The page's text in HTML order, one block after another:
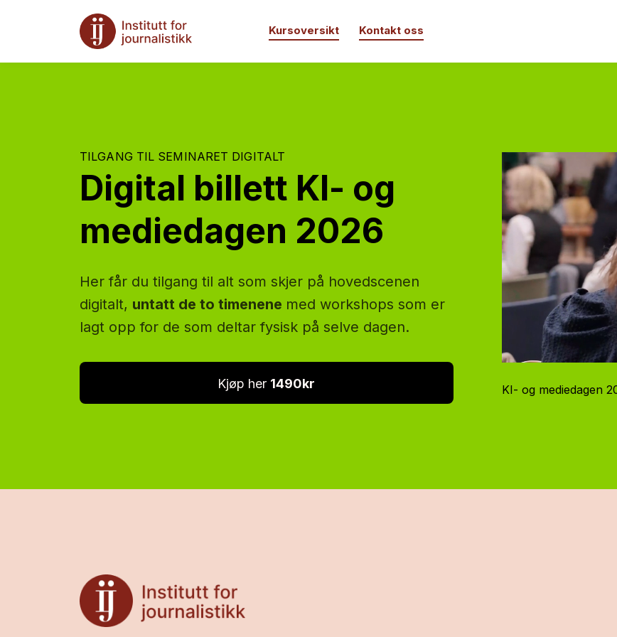
Kursoversikt Kontakt oss
TILGANG TIL SEMINARET DIGITALT
Digital billett KI- og
mediedagen 2026
Her får du tilgang til alt som skjer på hovedscenen
digitalt, untatt de to timenene med workshops som er
lagt opp for de som deltar fysisk på selve dagen.
Kjøp her 1490kr KI- og mediedagen